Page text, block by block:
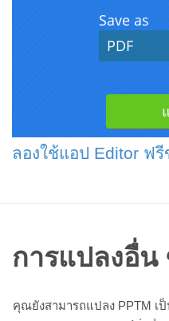
ลองใช้แอป Editor ฟรี
การแปลงอื่น
คุณยังสามารถแปลง PPTM